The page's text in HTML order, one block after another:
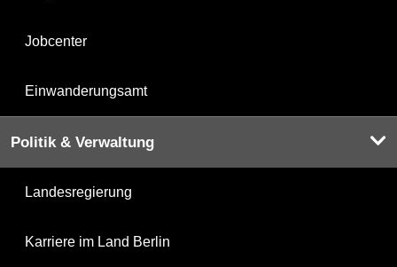
Jobcenter
Einwanderungsamt
Politik & Verwaltung
Landesregierung
Karriere im Land Berlin